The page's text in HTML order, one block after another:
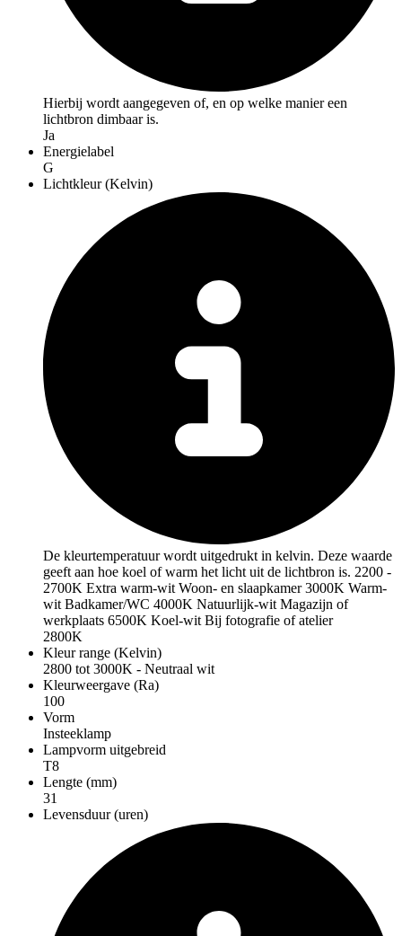
Hierbij wordt aangegeven of, en op welke manier een
lichtbron dimbaar is.
Ja
Energielabel
G
Lichtkleur (Kelvin)
De kleurtemperatuur wordt uitgedrukt in kelvin. Deze waarde
geeft aan hoe koel of warm het licht uit de lichtbron is. 2200 -
2700K Extra warm-wit Woon- en slaapkamer 3000K Warm-
wit Badkamer/WC 4000K Natuurlijk-wit Magazijn of
werkplaats 6500K Koel-wit Bij fotografie of atelier
2800K
Kleur range (Kelvin)
2800 tot 3000K - Neutraal wit
Kleurweergave (Ra)
100
Vorm
Insteeklamp
Lampvorm uitgebreid
T8
Lengte (mm)
31
Levensduur (uren)